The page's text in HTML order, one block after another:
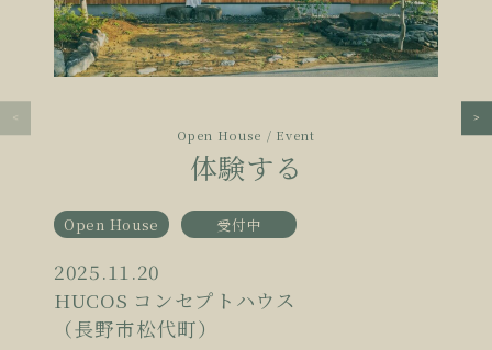
Open House / Event
体験する
Open House 受付中
2025.11.20
HUCOS コンセプトハウス
（長野市松代町）